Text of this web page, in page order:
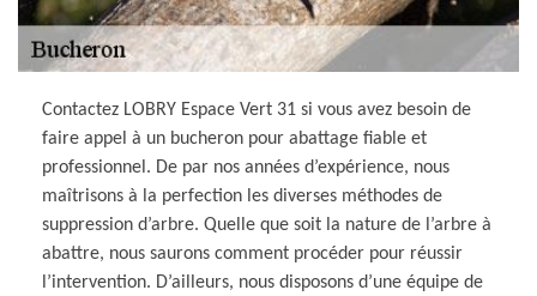
Contactez LOBRY Espace Vert 31 si vous avez besoin de
faire appel à un bucheron pour abattage fiable et
professionnel. De par nos années d’expérience, nous
maîtrisons à la perfection les diverses méthodes de
suppression d’arbre. Quelle que soit la nature de l’arbre à
abattre, nous saurons comment procéder pour réussir
l’intervention. D’ailleurs, nous disposons d’une équipe de